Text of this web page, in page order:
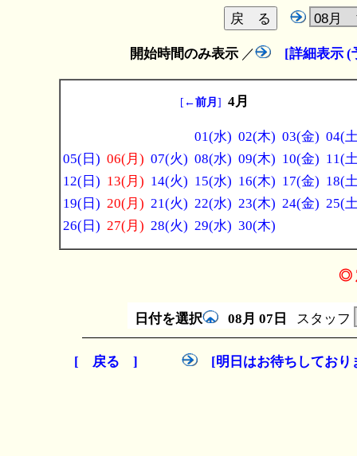
開始時間のみ表示 ／ [詳細表示 (
[ ←前月 ] 4月
01(水) 02(木) 03(金) 04(
05(日) 06(月) 07(火) 08(水) 09(木) 10(金) 11(
12(日) 13(月) 14(火) 15(水) 16(木) 17(金) 18(
19(日) 20(月) 21(火) 22(水) 23(木) 24(金) 25(
26(日) 27(月) 28(火) 29(水) 30(木)
◎
日付を選択 08月 07日 スタッフ
[ 戻る ] [明日はお待ちしてお